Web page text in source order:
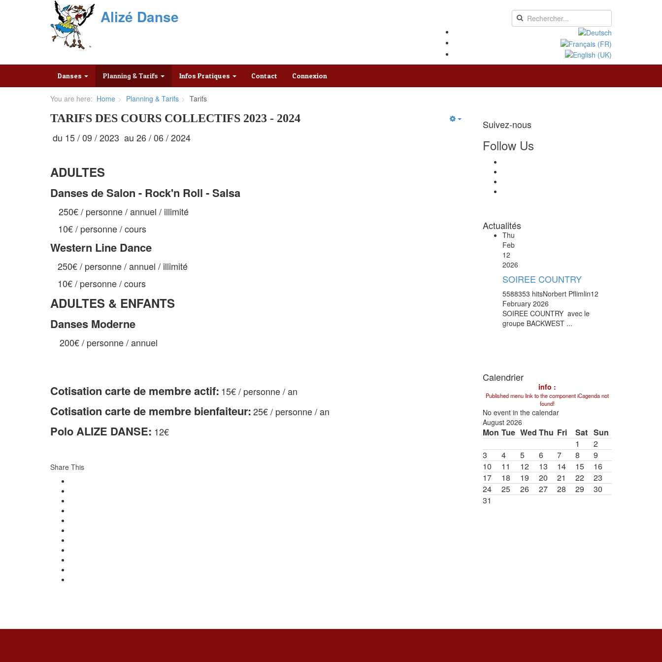
Alizé Danse
Danses Planning & Tarifs Infos Pratiques Contact Connexion
You are here: Home Planning & Tarifs Tarifs
TARIFS DES COURS COLLECTIFS 2023 - 2024
du 15 / 09 / 2023 au 26 / 06 / 2024
ADULTES
Danses de Salon - Rock'n Roll - Salsa
250€ / personne / annuel / illimité
10€ / personne / cours
Western Line Dance
250€ / personne / annuel / illimité
10€ / personne / cours
ADULTES & ENFANTS
Danses Moderne
200€ / personne / annuel
Cotisation carte de membre actif: 15€ / personne / an
Cotisation carte de membre bienfaiteur:25€ / personne / an
Polo ALIZE DANSE: 12€
Share This
Suivez-nous
Follow Us
Actualités
Thu
Feb
12
2026
SOIREE COUNTRY
5588353 hitsNorbert Pflimlin12
February 2026
SOIREE COUNTRY avec le
groupe BACKWEST ...
Calendrier
info :
Published menu link to the component iCagenda not
found!
No event in the calendar
August 2026
Mon Tue Wed Thu Fri Sat Sun
1
2
3
4 5 6 7 8
9
10
11 12 13 14 15
16
17
18 19 20 21 22
23
24
25 26 27 28 29
30
31